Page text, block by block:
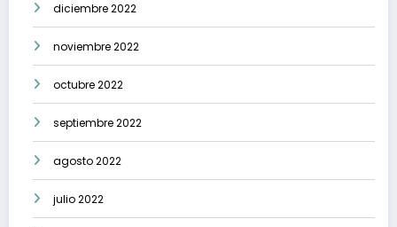
diciembre 2022
noviembre 2022
octubre 2022
septiembre 2022
agosto 2022
julio 2022